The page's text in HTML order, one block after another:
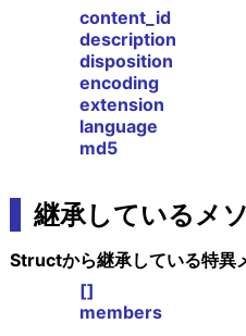
content_id
description
disposition
encoding
extension
language
md5
継承しているメ
Structから継承している特異
[]
members